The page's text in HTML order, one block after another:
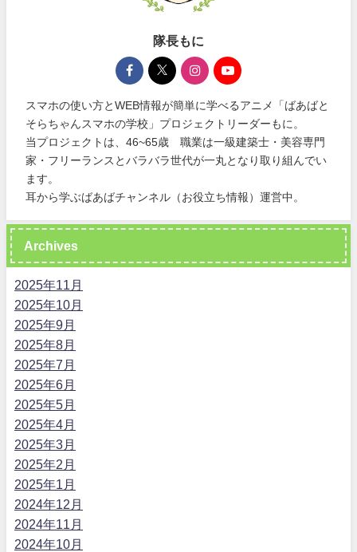
隊長もに
スマホの使い方とWEB情報が簡単に学べるアニメ「ばあばと
そらちゃんスマホの学校」プロジェクトリーダーもに。
当プロジェクトは、46~65歳 職業は一級建築士・美容専門
家・フリーランスとバラバラ世代が一丸となり取り組んでい
ます。
耳から学ぶばあばチャンネル（お役立ち情報）運営中。
Archives
2025年11月
2025年10月
2025年9月
2025年8月
2025年7月
2025年6月
2025年5月
2025年4月
2025年3月
2025年2月
2025年1月
2024年12月
2024年11月
2024年10月